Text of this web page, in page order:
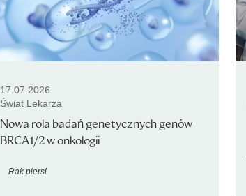
17.07.2026
Świat Lekarza
Nowa rola badań genetycznych genów
BRCA1/2 w onkologii
Rak piersi